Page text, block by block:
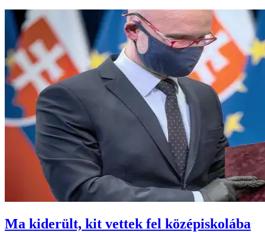
Ma kiderült, kit vettek fel középiskolába